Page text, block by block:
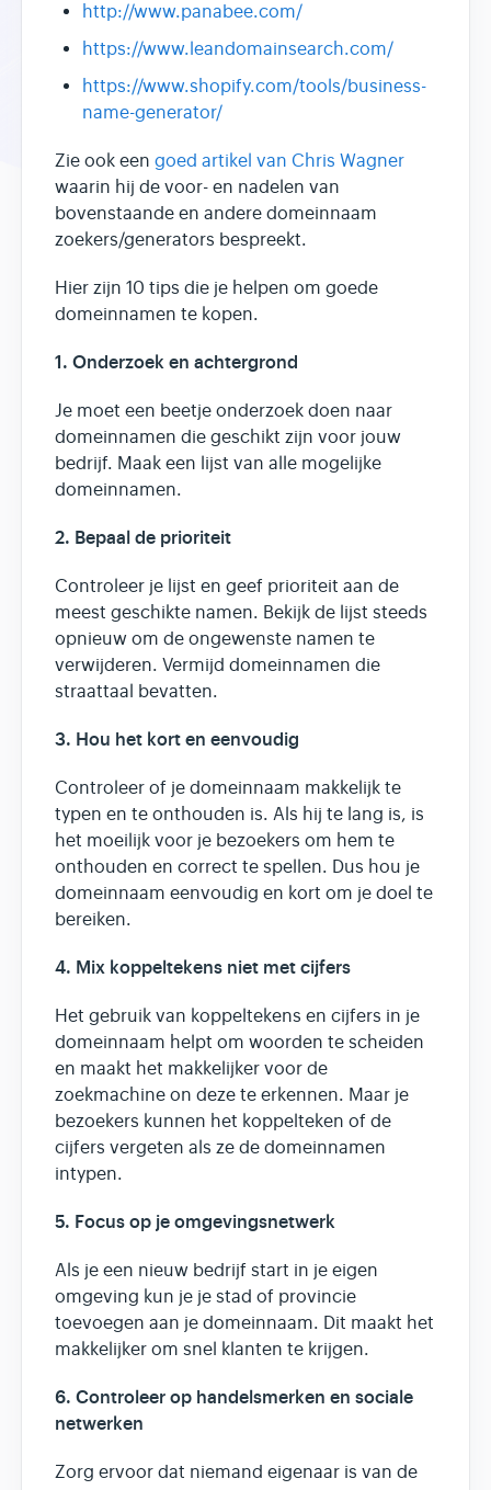
http://www.panabee.com/
https://www.leandomainsearch.com/
https://www.shopify.com/tools/business-
name-generator/
Zie ook een goed artikel van Chris Wagner
waarin hij de voor- en nadelen van
bovenstaande en andere domeinnaam
zoekers/generators bespreekt.
Hier zijn 10 tips die je helpen om goede
domeinnamen te kopen.
1. Onderzoek en achtergrond
Je moet een beetje onderzoek doen naar
domeinnamen die geschikt zijn voor jouw
bedrijf. Maak een lijst van alle mogelijke
domeinnamen.
2. Bepaal de prioriteit
Controleer je lijst en geef prioriteit aan de
meest geschikte namen. Bekijk de lijst steeds
opnieuw om de ongewenste namen te
verwijderen. Vermijd domeinnamen die
straattaal bevatten.
3. Hou het kort en eenvoudig
Controleer of je domeinnaam makkelijk te
typen en te onthouden is. Als hij te lang is, is
het moeilijk voor je bezoekers om hem te
onthouden en correct te spellen. Dus hou je
domeinnaam eenvoudig en kort om je doel te
bereiken.
4. Mix koppeltekens niet met cijfers
Het gebruik van koppeltekens en cijfers in je
domeinnaam helpt om woorden te scheiden
en maakt het makkelijker voor de
zoekmachine on deze te erkennen. Maar je
bezoekers kunnen het koppelteken of de
cijfers vergeten als ze de domeinnamen
intypen.
5. Focus op je omgevingsnetwerk
Als je een nieuw bedrijf start in je eigen
omgeving kun je je stad of provincie
toevoegen aan je domeinnaam. Dit maakt het
makkelijker om snel klanten te krijgen.
6. Controleer op handelsmerken en sociale
netwerken
Zorg ervoor dat niemand eigenaar is van de